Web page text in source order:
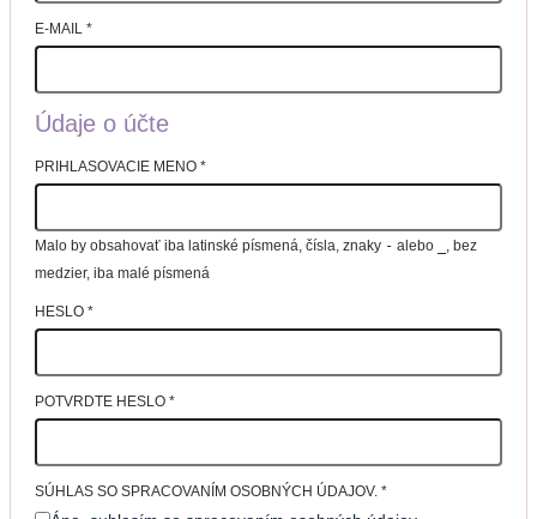
E-MAIL *
Údaje o účte
PRIHLASOVACIE MENO *
Malo by obsahovať iba latinské písmená, čísla, znaky - alebo
, bez
medzier, iba malé písmená
HESLO *
POTVRDTE HESLO *
SÚHLAS SO SPRACOVANÍM OSOBNÝCH ÚDAJOV. *